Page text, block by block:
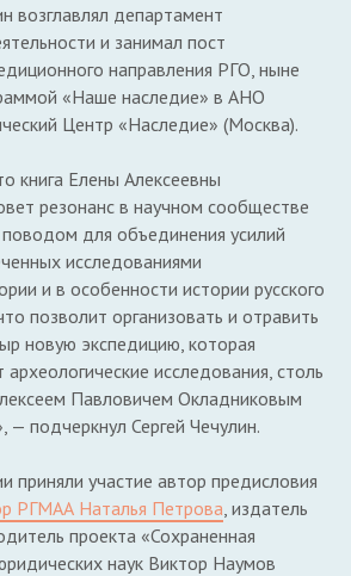
возглавлял департамент
и занимал пост
направления РГО, ныне
«Наше наследие» в АНО
Центр «Наследие» (Москва).
книга Елены Алексеевны
резонанс в научном сообществе
для объединения усилий
исследованиями
и в особенности истории русского
позволит организовать и отравить
новую экспедицию, которая
исследования, столь
Павловичем Окладниковым
— подчеркнул Сергей Чечулин.
приняли участие автор предисловия
РГМАА Наталья Петрова , издатель
проекта «Сохраненная
наук Виктор Наумов